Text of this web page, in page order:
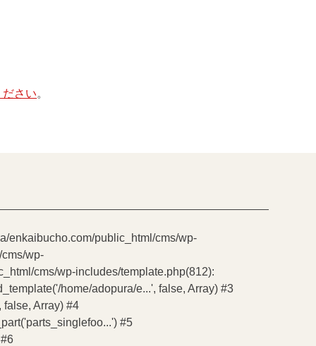
さい。
enkaibucho.com/public_html/cms/wp-
wp-
cms/wp-includes/template.php(812):
home/adopura/e...', false, Array) #3
Array) #4
#5